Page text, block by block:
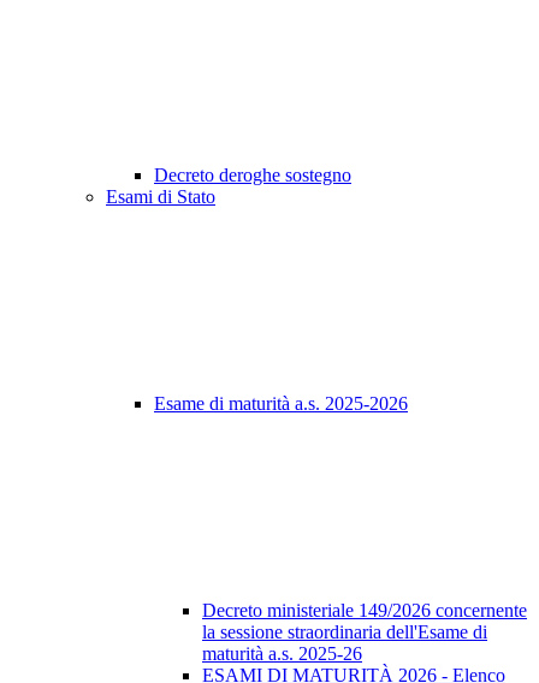
Decreto deroghe sostegno
Esami di Stato
Esame di maturità a.s. 2025-2026
Decreto ministeriale 149/2026 concernente
la sessione straordinaria dell'Esame di
maturità a.s. 2025-26
ESAMI DI MATURITÀ 2026 - Elenco